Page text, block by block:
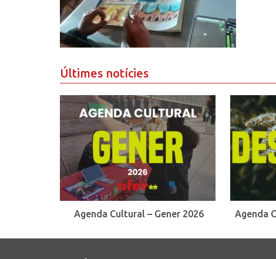
Últimes notícies
Agenda Cultural – Gener 2026 Agenda